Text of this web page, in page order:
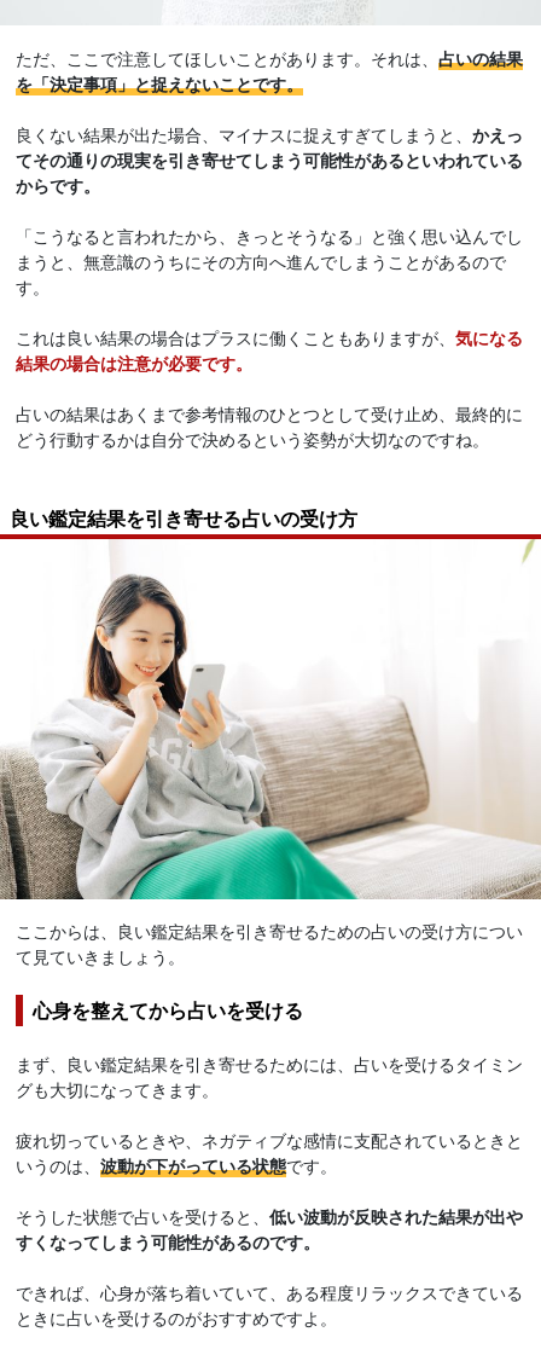
ただ、ここで注意してほしいことがあります。それは、占いの結果
を「決定事項」と捉えないことです。
良くない結果が出た場合、マイナスに捉えすぎてしまうと、かえっ
てその通りの現実を引き寄せてしまう可能性があるといわれている
からです。
「こうなると言われたから、きっとそうなる」と強く思い込んでし
まうと、無意識のうちにその方向へ進んでしまうことがあるので
す。
これは良い結果の場合はプラスに働くこともありますが、気になる
結果の場合は注意が必要です。
占いの結果はあくまで参考情報のひとつとして受け止め、最終的に
どう行動するかは自分で決めるという姿勢が大切なのですね。
良い鑑定結果を引き寄せる占いの受け方
ここからは、良い鑑定結果を引き寄せるための占いの受け方につい
て見ていきましょう。
心身を整えてから占いを受ける
まず、良い鑑定結果を引き寄せるためには、占いを受けるタイミン
グも大切になってきます。
疲れ切っているときや、ネガティブな感情に支配されているときと
いうのは、波動が下がっている状態です。
そうした状態で占いを受けると、低い波動が反映された結果が出や
すくなってしまう可能性があるのです。
できれば、心身が落ち着いていて、ある程度リラックスできている
ときに占いを受けるのがおすすめですよ。